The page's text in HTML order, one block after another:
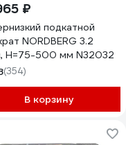
₽
подкатной
NORDBERG 3.2
H=75-500 мм N32032
(354)
В корзину